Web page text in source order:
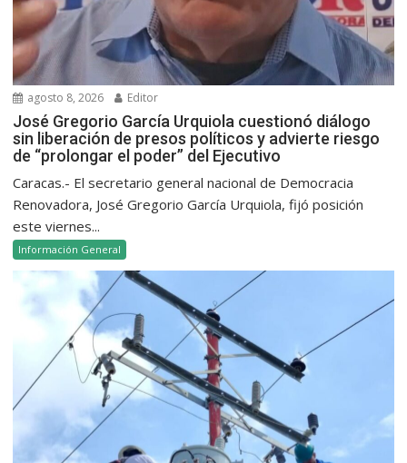
agosto 8, 2026 Editor
José Gregorio García Urquiola cuestionó diálogo
sin liberación de presos políticos y advierte riesgo
de “prolongar el poder” del Ejecutivo
Caracas.- El secretario general nacional de Democracia
Renovadora, José Gregorio García Urquiola, fijó posición
este viernes...
Información General